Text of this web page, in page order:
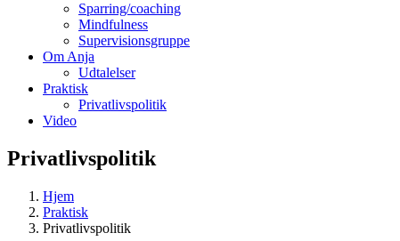
Sparring/coaching
Mindfulness
Supervisionsgruppe
Om Anja
Udtalelser
Praktisk
Privatlivspolitik
Video
Privatlivspolitik
Hjem
Praktisk
Privatlivspolitik